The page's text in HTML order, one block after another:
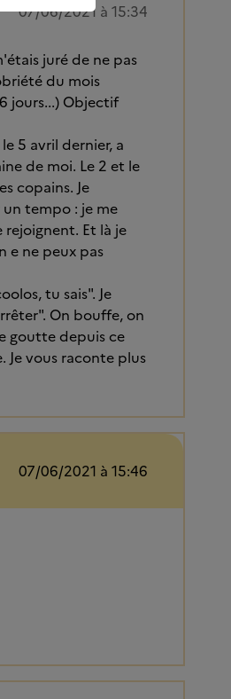
07/06/2021 à 15:34
juré de ne pas
du mois
jours...) Objectif
5 avril dernier, a
de moi. Le 2 et le
copains. Je
tempo : je me
rejoignent. Et là je
e ne peux pas
tu sais". Je
On bouffe, on
goutte depuis ce
vous raconte plus
07/06/2021 à 15:46